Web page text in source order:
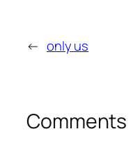
← only us
Comments